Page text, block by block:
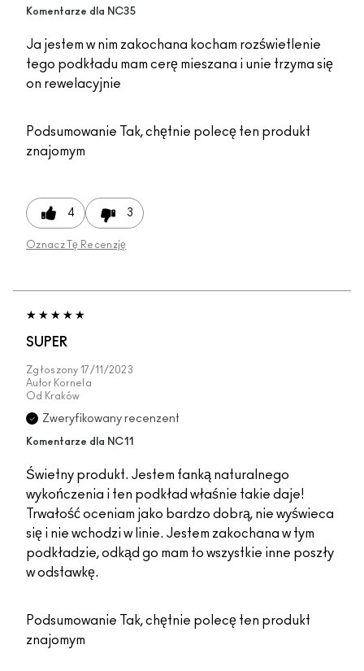
Komentarze dla NC35
Ja jestem w nim zakochana kocham rozświetlenie
tego podkładu mam cerę mieszana i unie trzyma się
on rewelacyjnie
Podsumowanie Tak, chętnie polecę ten produkt
znajomym
4 3
Oznacz Tę Recenzję
SUPER
Zgłoszony 17/11/2023
Autor Kornela
Od Kraków
Zweryfikowany recenzent
Komentarze dla NC11
Świetny produkt. Jestem fanką naturalnego
wykończenia i ten podkład właśnie takie daje!
Trwałość oceniam jako bardzo dobrą, nie wyświeca
się i nie wchodzi w linie. Jestem zakochana w tym
podkładzie, odkąd go mam to wszystkie inne poszły
w odstawkę.
Podsumowanie Tak, chętnie polecę ten produkt
znajomym